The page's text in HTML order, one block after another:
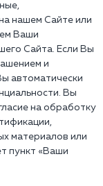
нашем Сайте или
Ваши
Сайта. Если Вы
и
автоматически
Вы
на обработку
материалов или
пункт «Ваши